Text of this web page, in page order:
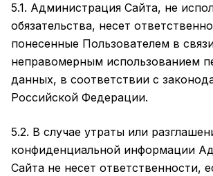
5.1. Администрация Сайта, не
обязательства, несет
понесенные Пользователем в
неправомерным использованием
данных, в соответствии с
Российской Федерации.
5.2. В случае утраты или
конфиденциальной информации
Сайта не несет ответственности,